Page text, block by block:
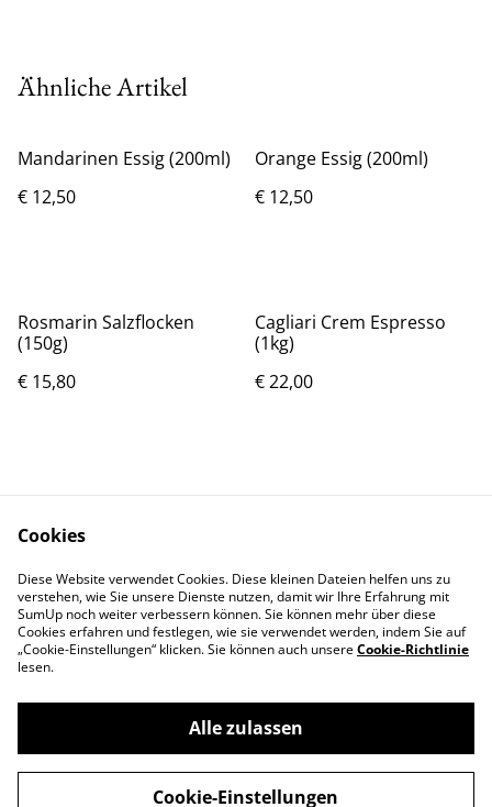
Ähnliche Artikel
Mandarinen Essig (200ml)
€ 12,50
Orange Essig (200ml)
€ 12,50
Rosmarin Salzflocken
(150g)
€ 15,80
Cagliari Crem Espresso
(1kg)
€ 22,00
Rechtliches
Datenschutz
Cookie-Richtlinie
©2026Mood & Food
Cookies
Diese Website verwendet Cookies. Diese kleinen Dateien helfen uns zu
verstehen, wie Sie unsere Dienste nutzen, damit wir Ihre Erfahrung mit
SumUp noch weiter verbessern können. Sie können mehr über diese
Cookies erfahren und festlegen, wie sie verwendet werden, indem Sie auf
„Cookie-Einstellungen“ klicken. Sie können auch unsereCookie-Richtlinie
lesen.
Alle zulassen
Cookie-Einstellungen